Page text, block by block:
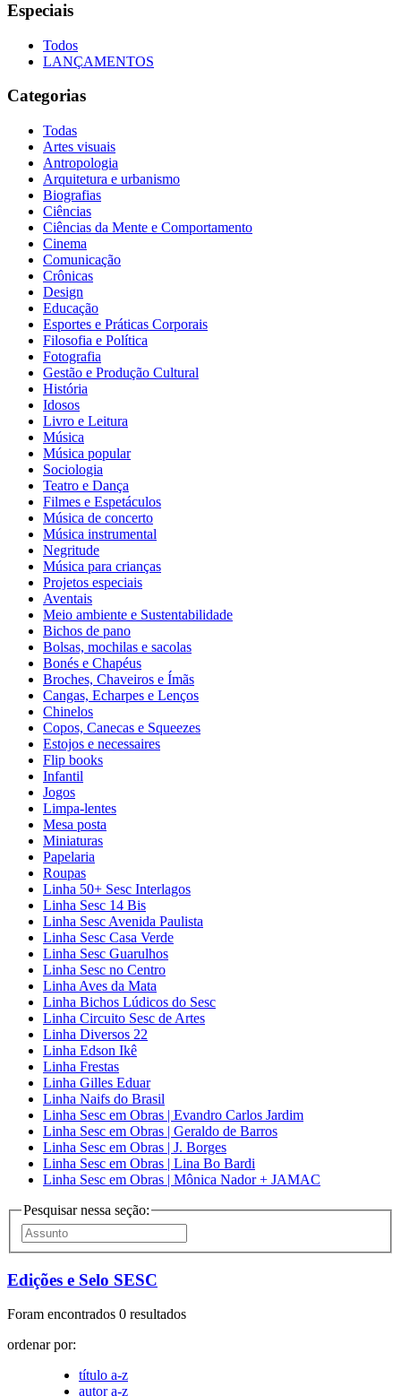
Especiais
Todos
LANÇAMENTOS
Categorias
Todas
Artes visuais
Antropologia
Arquitetura e urbanismo
Biografias
Ciências
Ciências da Mente e Comportamento
Cinema
Comunicação
Crônicas
Design
Educação
Esportes e Práticas Corporais
Filosofia e Política
Fotografia
Gestão e Produção Cultural
História
Idosos
Livro e Leitura
Música
Música popular
Sociologia
Teatro e Dança
Filmes e Espetáculos
Música de concerto
Música instrumental
Negritude
Música para crianças
Projetos especiais
Aventais
Meio ambiente e Sustentabilidade
Bichos de pano
Bolsas, mochilas e sacolas
Bonés e Chapéus
Broches, Chaveiros e Ímãs
Cangas, Echarpes e Lenços
Chinelos
Copos, Canecas e Squeezes
Estojos e necessaires
Flip books
Infantil
Jogos
Limpa-lentes
Mesa posta
Miniaturas
Papelaria
Roupas
Linha 50+ Sesc Interlagos
Linha Sesc 14 Bis
Linha Sesc Avenida Paulista
Linha Sesc Casa Verde
Linha Sesc Guarulhos
Linha Sesc no Centro
Linha Aves da Mata
Linha Bichos Lúdicos do Sesc
Linha Circuito Sesc de Artes
Linha Diversos 22
Linha Edson Ikê
Linha Frestas
Linha Gilles Eduar
Linha Naifs do Brasil
Linha Sesc em Obras | Evandro Carlos Jardim
Linha Sesc em Obras | Geraldo de Barros
Linha Sesc em Obras | J. Borges
Linha Sesc em Obras | Lina Bo Bardi
Linha Sesc em Obras | Mônica Nador + JAMAC
Pesquisar nessa seção:
Edições e Selo SESC
Foram encontrados 0 resultados
ordenar por:
título a-z
autor a-z